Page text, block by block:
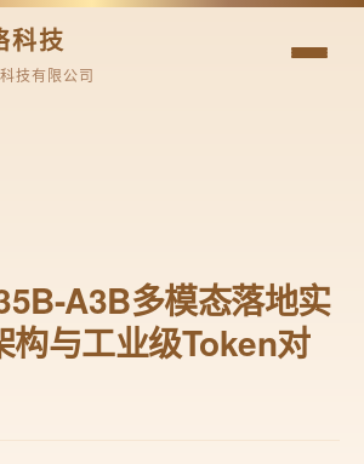
科技
技有限公司
A3B多模态落地实
构与工业级Token对